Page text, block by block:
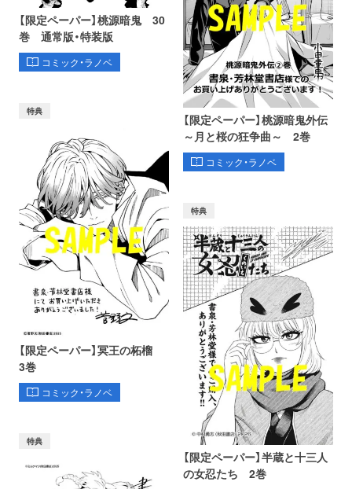
【限定ペーパー】桃源暗鬼 30
巻 通常版・特装版
コミック・ラノベ
【限定ペーパー】桃源暗鬼外伝
～月と桜の狂争曲～ 2巻
コミック・ラノベ
特典
【限定ペーパー】冥王の柘榴
3巻
コミック・ラノベ
特典
【限定ペーパー】半蔵と十三人
の女忍たち 2巻
特典